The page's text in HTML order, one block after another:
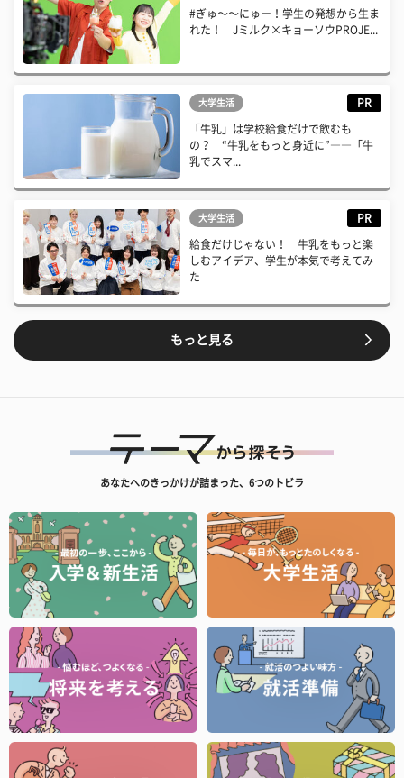
#ぎゅ〜〜にゅー！学生の発想から生ま
れた！ Jミルク×キョーソウPROJE...
大学生活 PR
「牛乳」は学校給食だけで飲むも
の？ “牛乳をもっと身近に”――「牛
乳でスマ...
大学生活 PR
給食だけじゃない！ 牛乳をもっと楽
しむアイデア、学生が本気で考えてみ
た
もっと見る
あなたへのきっかけが詰まった、6つのトビラ